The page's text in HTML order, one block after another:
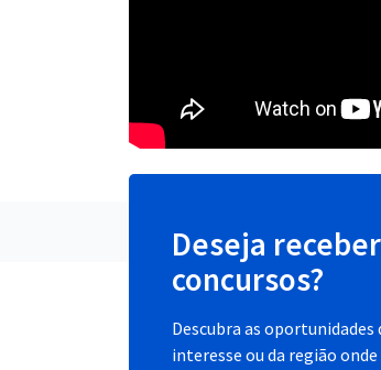
Deseja
concursos?
Descubra as oportunidades
interesse ou da região